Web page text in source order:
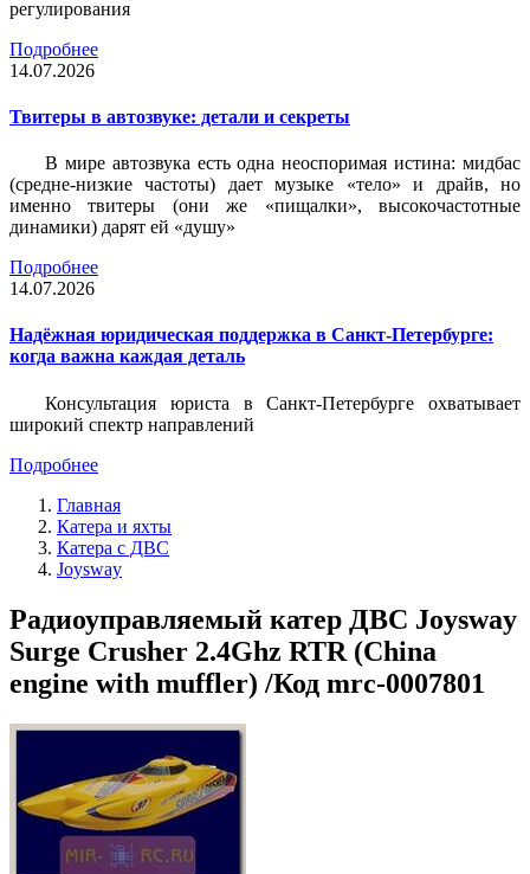
регулирования
Подробнее
14.07.2026
Твитеры в автозвуке: детали и секреты
В мире автозвука есть одна неоспоримая истина: мидбас
(средне-низкие частоты) дает музыке «тело» и драйв, но
именно твитеры (они же «пищалки», высокочастотные
динамики) дарят ей «душу»
Подробнее
14.07.2026
Надёжная юридическая поддержка в Санкт-Петербурге:
когда важна каждая деталь
Консультация юриста в Санкт-Петербурге охватывает
широкий спектр направлений
Подробнее
Главная
Катера и яхты
Катера с ДВС
Joysway
Радиоуправляемый катер ДВС Joysway
Surge Crusher 2.4Ghz RTR (China
engine with muffler) /Код mrc-0007801